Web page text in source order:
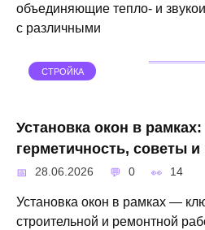
объединяющие тепло- и
с различными
СТРОЙКА
Установка окон в
герметичность, советы и
28.06.2026 0 14
Установка окон в рамках —
строительной и ремонтной